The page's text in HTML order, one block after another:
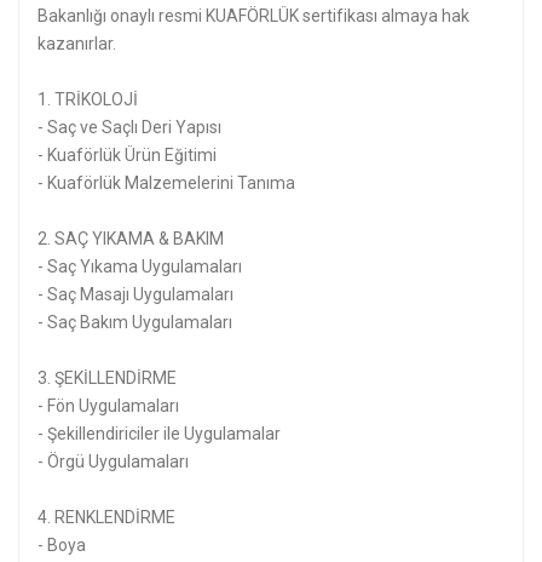
Bakanlığı onaylı resmi KUAFÖRLÜK sertifikası almaya hak
kazanırlar.
1. TRİKOLOJİ
- Saç ve Saçlı Deri Yapısı
- Kuaförlük Ürün Eğitimi
- Kuaförlük Malzemelerini Tanıma
2. SAÇ YIKAMA & BAKIM
- Saç Yıkama Uygulamaları
- Saç Masajı Uygulamaları
- Saç Bakım Uygulamaları
3. ŞEKİLLENDİRME
- Fön Uygulamaları
- Şekillendiriciler ile Uygulamalar
- Örgü Uygulamaları
4. RENKLENDİRME
- Boya